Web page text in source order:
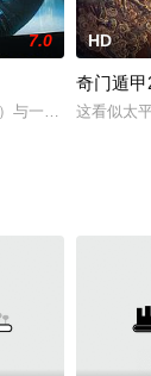
7.0
与一群朋友抢劫一
HD
奇门遁甲
这看似太